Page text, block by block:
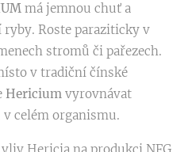
má jemnou chuť a
Roste paraziticky v
stromů či pařezech.
v tradiční čínské
Hericium vyrovnávat
celém organismu.